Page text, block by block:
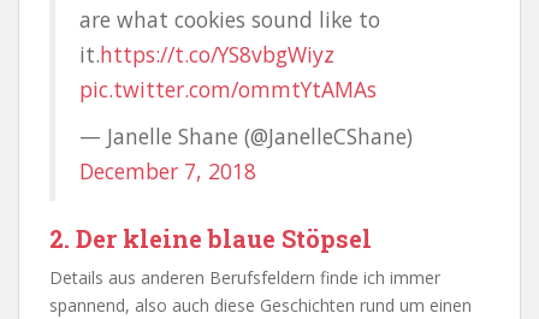
are what cookies sound like to
it.https://t.co/YS8vbgWiyz
pic.twitter.com/ommtYtAMAs
— Janelle Shane (@JanelleCShane)
December 7, 2018
2. Der kleine blaue Stöpsel
Details aus anderen Berufsfeldern finde ich immer
spannend, also auch diese Geschichten rund um einen